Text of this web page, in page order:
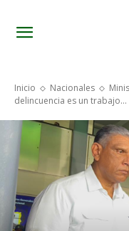
Inicio Nacionales
delincuencia es un trabajo...